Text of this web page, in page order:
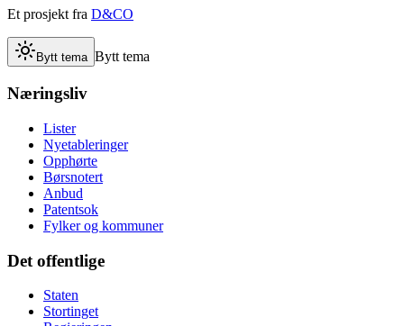
Et prosjekt fra D&CO
Bytt tema Bytt tema
Næringsliv
Lister
Nyetableringer
Opphørte
Børsnotert
Anbud
Patentsok
Fylker og kommuner
Det offentlige
Staten
Stortinget